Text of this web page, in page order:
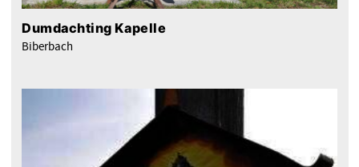
Dumdachting Kapelle
Biberbach